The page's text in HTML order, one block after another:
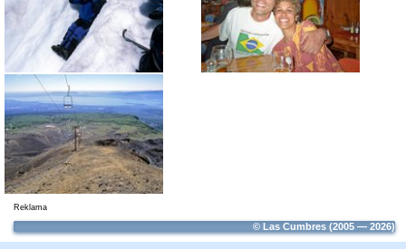
Reklama
© Las Cumbres (2005 — 2026)